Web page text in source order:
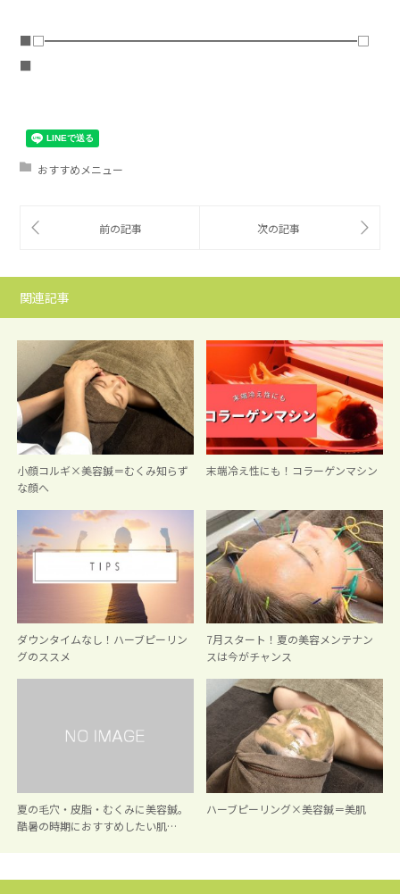
■□━━━━━━━━━━━━━━━━━━━━━━━━━□
■
おすすめメニュー
関連記事
小顔コルギ×美容鍼＝むくみ知らず
な顔へ
末端冷え性にも！コラーゲンマシン
ダウンタイムなし！ハーブピーリン
グのススメ
7月スタート！夏の美容メンテナン
スは今がチャンス
夏の毛穴・皮脂・むくみに美容鍼。
酷暑の時期におすすめしたい肌…
ハーブピーリング×美容鍼＝美肌